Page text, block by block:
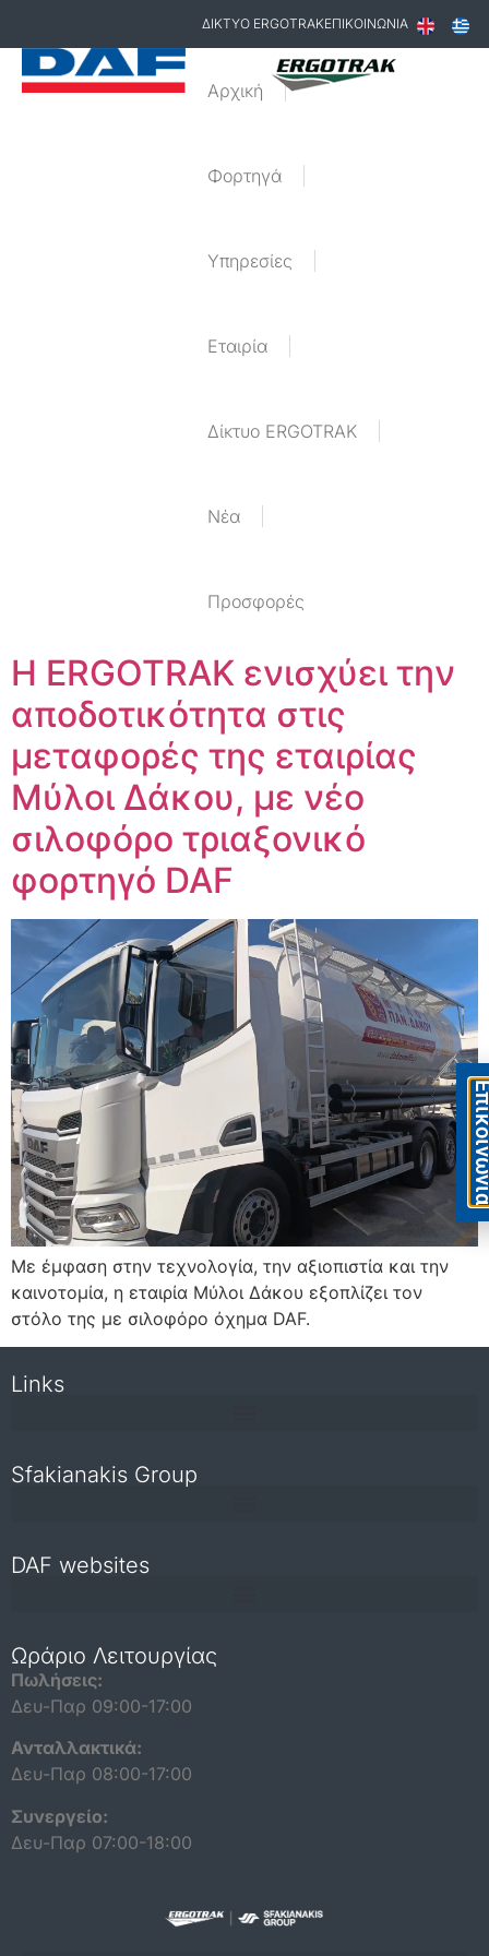
ΔΙΚΤΥΟ ERGOTRAKΕΠΙΚΟΙΝΩΝΙΑ
Αρχική
Φορτηγά
Υπηρεσίες
Εταιρία
Δίκτυο ERGOTRAK
Nέα
Προσφορές
Η ERGOTRAK ενισχύει την
αποδοτικότητα στις
μεταφορές της εταιρίας
Μύλοι Δάκου, με νέο
σιλοφόρο τριαξονικό
φορτηγό DAF
Με έμφαση στην τεχνολογία, την αξιοπιστία και την
καινοτομία, η εταιρία Μύλοι Δάκου εξοπλίζει τον
στόλο της με σιλοφόρο όχημα DAF.
Links
Sfakianakis Group
DAF websites
Ωράριο Λειτουργίας
Πωλήσεις:
Δευ-Παρ 09:00-17:00
Ανταλλακτικά:
Δευ-Παρ 08:00-17:00
Συνεργείο:
Δευ-Παρ 07:00-18:00